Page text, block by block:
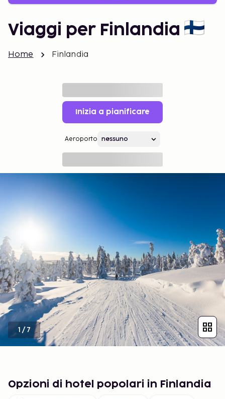
Viaggi per Finlandia
Home Finlandia
Inizia a pianificare
Aeroporto
1 /7
Opzioni di hotel popolari in Finlandia